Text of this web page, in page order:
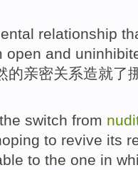
relationship
open and
的亲密关系造就了
switch from
to revive its
to the one in